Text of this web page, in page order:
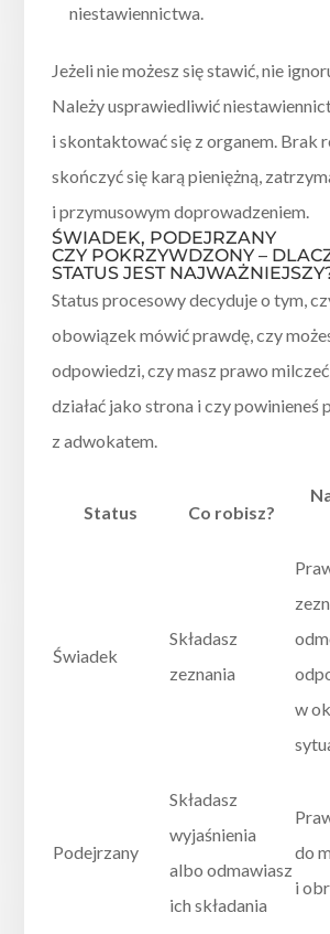
niestawiennictwa.
Jeżeli nie możesz się stawić, nie
Należy usprawiedliwić
i skontaktować się z organem. Brak
skończyć się karą pieniężną,
i przymusowym doprowadzeniem.
ŚWIADEK, PODEJRZANY
CZY POKRZYWDZONY –
STATUS JEST
Status procesowy decyduje o tym,
obowiązek mówić prawdę, czy
odpowiedzi, czy masz prawo
działać jako strona i czy powinieneś
z adwokatem.
Status Co robisz?
Świadek
Składasz
zeznania
w
Podejrzany
Składasz
wyjaśnienia
albo odmawiasz
ich składania
do
i